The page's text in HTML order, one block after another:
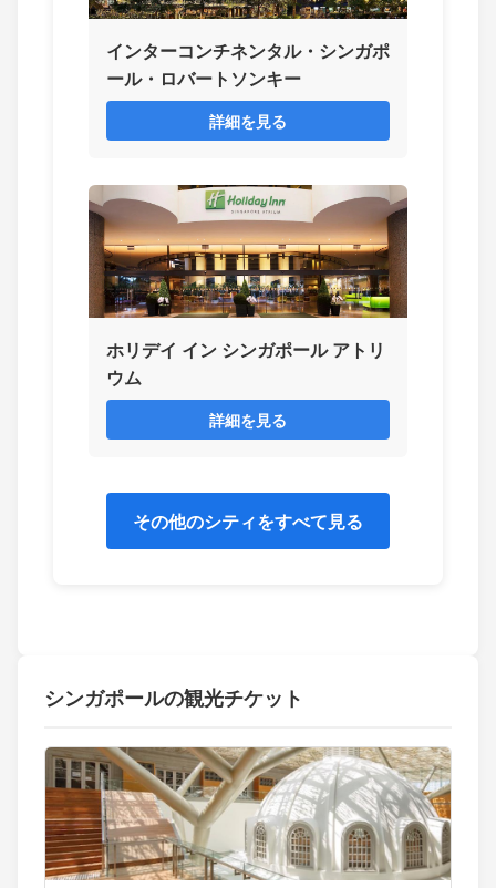
インターコンチネンタル・シンガポ
ール・ロバートソンキー
詳細を見る
ホリデイ イン シンガポール アトリ
ウム
詳細を見る
その他のシティをすべて見る
シンガポールの観光チケット